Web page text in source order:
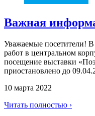
Важная
Уважаемые посетители!
работ в центральном
посещение выставки
приостановлено до
10 марта 2022
Читать полностью ›